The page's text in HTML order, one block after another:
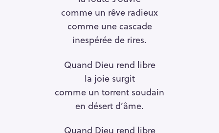
comme un rêve radieux
comme une cascade
inespérée de rires.
Quand Dieu rend libre
la joie surgit
comme un torrent soudain
en désert d’âme.
Quand Dieu rend libre